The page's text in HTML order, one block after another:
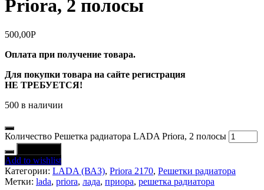
Priora, 2 полосы
500,00Р
Оплата при получение товара.
Для покупки товара на сайте регистрация
НЕ ТРЕБУЕТСЯ!
500 в наличии
Количество Решетка радиатора LADA Priora, 2 полосы
Add to wishlist
Категории: LADA (ВАЗ), Priora 2170, Решетки радиатора
Метки: lada, priora, лада, приора, решетка радиатора